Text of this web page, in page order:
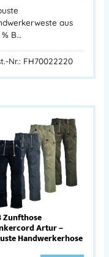
aus
% B…
Nr.: FH70022220
Zunfthose
Artur –
Handwerkerhose